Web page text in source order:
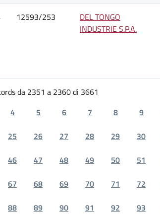
12593/253
DEL TONGO
INDUSTRIE S.P.A.
da 2351 a 2360 di 3661
4 5 6 7 8 9
25 26 27 28 29 30
46 47 48 49 50 51
67 68 69 70 71 72
88 89 90 91 92 93